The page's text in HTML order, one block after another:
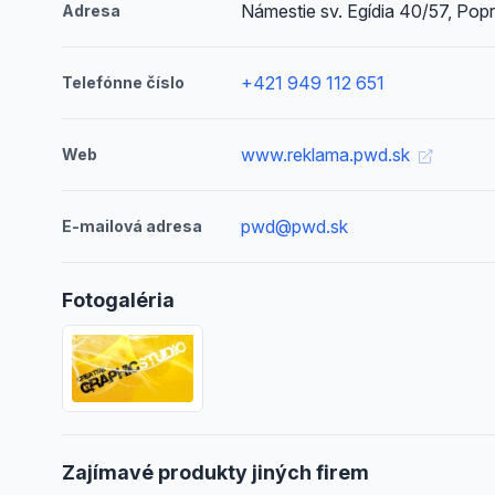
Adresa Námestie sv. Egídia 40/57,
Telefónne číslo +421 949 112 651
Web www.reklama.pwd.sk
E-mailová adresa pwd@pwd.sk
Fotogaléria
Zajímavé produkty jiných firem